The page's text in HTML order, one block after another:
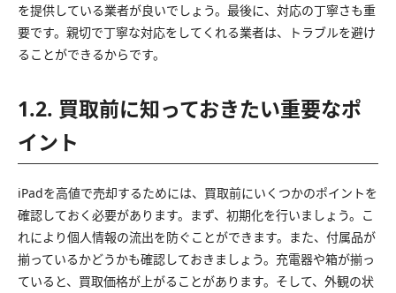
を提供している業者が良いでしょう。最後に、対応の丁寧さも重
要です。親切で丁寧な対応をしてくれる業者は、トラブルを避け
ることができるからです。
1.2. 買取前に知っておきたい重要なポ
イント
iPadを高値で売却するためには、買取前にいくつかのポイントを
確認しておく必要があります。まず、初期化を行いましょう。こ
れにより個人情報の流出を防ぐことができます。また、付属品が
揃っているかどうかも確認しておきましょう。充電器や箱が揃っ
ていると、買取価格が上がることがあります。そして、外観の状